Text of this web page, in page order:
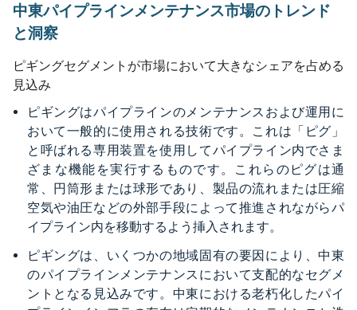
中東パイプラインメンテナンス市場のトレンド
と洞察
ピギングセグメントが市場において大きなシェアを占める
見込み
ピギングはパイプラインのメンテナンスおよび運用に
おいて一般的に使用される技術です。これは「ピグ」
と呼ばれる専用装置を使用してパイプライン内でさま
ざまな機能を実行するものです。これらのピグは通
常、円筒形または球形であり、製品の流れまたは圧縮
空気や油圧などの外部手段によって推進されながらパ
イプライン内を移動するよう挿入されます。
ピギングは、いくつかの地域固有の要因により、中東
のパイプラインメンテナンスにおいて支配的なセグメ
ントとなる見込みです。中東における老朽化したパイ